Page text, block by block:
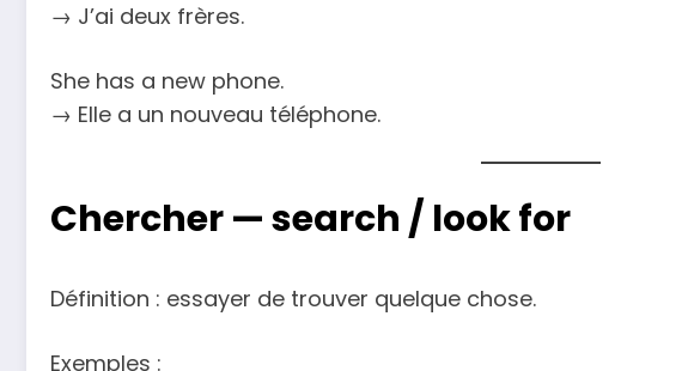
→ J’ai deux frères.
She has a new phone.
→ Elle a un nouveau téléphone.
Chercher —search / look for
Définition : essayer de trouver quelque chose.
Exemples :